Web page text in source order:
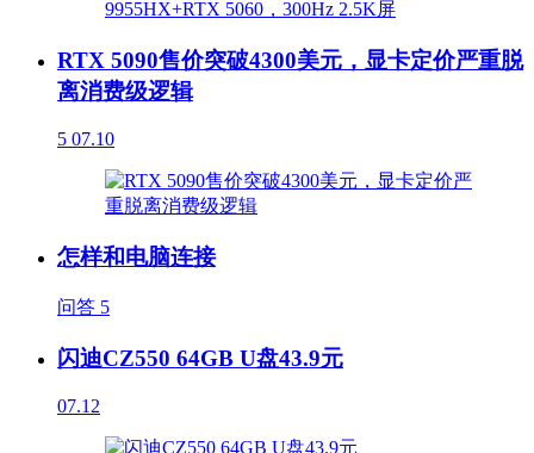
RTX 5090售价突破4300美元，显卡定价严重脱
离消费级逻辑
5 07.10
怎样和电脑连接
问答 5
闪迪CZ550 64GB U盘43.9元
07.12